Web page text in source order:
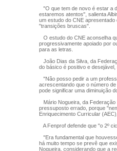
"O que tem de novo é estar a
estaremos atentos", salienta
um estudo do CNE
"transições bruscas".
O estudo do CNE aconselha
progressivamente apoiado por
para as letras.
João Dias da Silva, da
do básico é positivo e
"Não posso pedir a um
acrescentando que o número
pode significar uma diminuição
Mário Nogueira, da
pressuposto errado, porque
Enriquecimento Curricular
A Fenprof defende que "o 2º
"Era fundamental que
há muito tempo se prevê que
Nogueira, considerando que a